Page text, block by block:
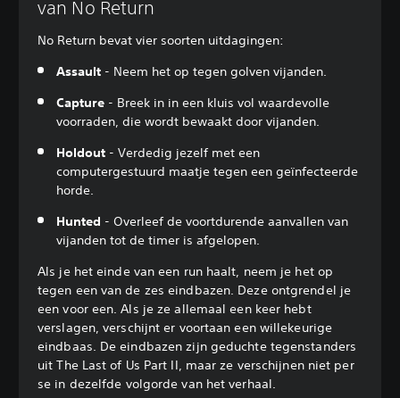
van No Return
No Return bevat vier soorten uitdagingen:
Assault - Neem het op tegen golven vijanden.
Capture - Breek in in een kluis vol waardevolle
voorraden, die wordt bewaakt door vijanden.
Holdout - Verdedig jezelf met een
computergestuurd maatje tegen een geïnfecteerde
horde.
Hunted - Overleef de voortdurende aanvallen van
vijanden tot de timer is afgelopen.
Als je het einde van een run haalt, neem je het op
tegen een van de zes eindbazen. Deze ontgrendel je
een voor een. Als je ze allemaal een keer hebt
verslagen, verschijnt er voortaan een willekeurige
eindbaas. De eindbazen zijn geduchte tegenstanders
uit The Last of Us Part II, maar ze verschijnen niet per
se in dezelfde volgorde van het verhaal.